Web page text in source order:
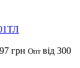
грн Опт від 300